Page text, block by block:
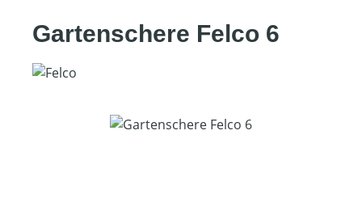
Gartenschere Felco 6
Bildergalerie überspringen